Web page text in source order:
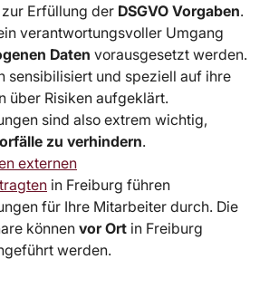
Erfüllung der DSGVO Vorgaben.
verantwortungsvoller Umgang
Daten vorausgesetzt werden.
sensibilisiert und speziell auf ihre
über Risiken aufgeklärt.
sind also extrem wichtig,
zu verhindern.
externen
in Freiburg führen
für Ihre Mitarbeiter durch. Die
könnenvor Ort in Freiburg
werden.